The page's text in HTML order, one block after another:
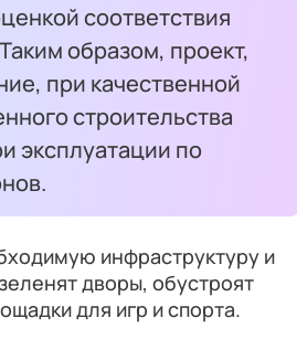
соответствия
образом, проект,
при качественной
строительства
эксплуатации по
инфраструктуру и
дворы, обустроят
для игр и спорта.